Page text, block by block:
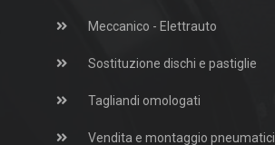
Meccanico - Elettrauto
Sostituzione dischi e pastiglie
Tagliandi omologati
Vendita e montaggio pneumatici